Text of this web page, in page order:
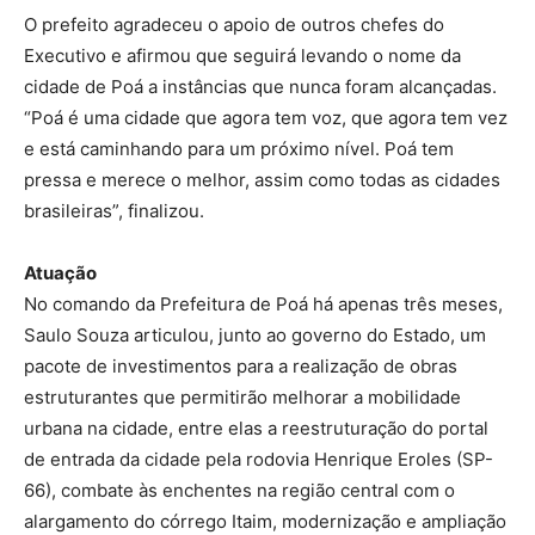
O prefeito agradeceu o apoio de outros chefes do
Executivo e afirmou que seguirá levando o nome da
cidade de Poá a instâncias que nunca foram alcançadas.
“Poá é uma cidade que agora tem voz, que agora tem vez
e está caminhando para um próximo nível. Poá tem
pressa e merece o melhor, assim como todas as cidades
brasileiras”, finalizou.
Atuação
No comando da Prefeitura de Poá há apenas três meses,
Saulo Souza articulou, junto ao governo do Estado, um
pacote de investimentos para a realização de obras
estruturantes que permitirão melhorar a mobilidade
urbana na cidade, entre elas a reestruturação do portal
de entrada da cidade pela rodovia Henrique Eroles (SP-
66), combate às enchentes na região central com o
alargamento do córrego Itaim, modernização e ampliação